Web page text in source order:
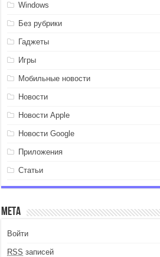
Windows
Без рубрики
Гаджеты
Игры
Мобильные новости
Новости
Новости Apple
Новости Google
Приложения
Статьи
Мета
Войти
RSS записей